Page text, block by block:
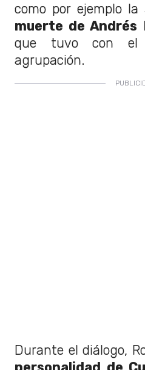
como por ejemplo la
muerte de Andrés
que tuvo con el
agrupación.
Durante el diálogo,